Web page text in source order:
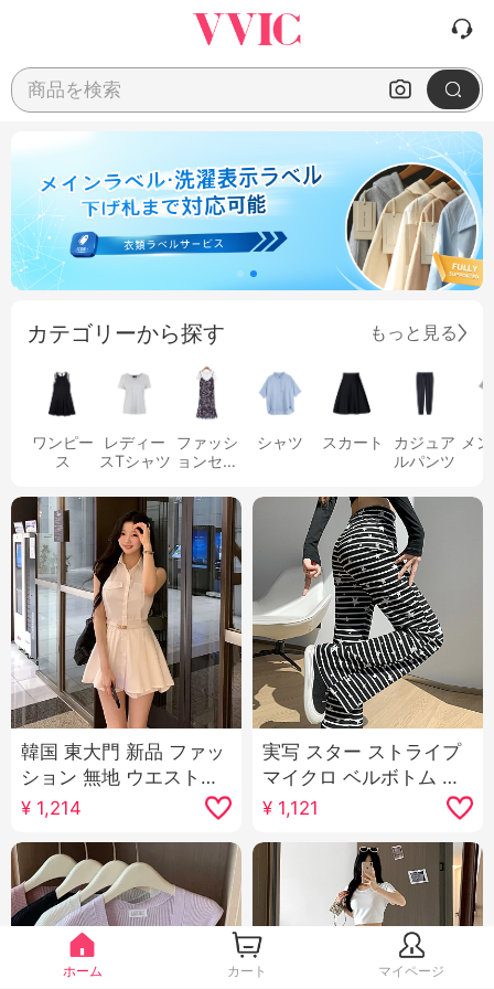
商品を検索
カテゴリーから探す もっと見る
ワンピー
ス
レディー
スTシャツ
ファッシ
ョンセッ
シャツ スカート
カジュア
ルパンツ
メ
韓国 東大門 新品 ファッ
ション 無地 ウエストシ
ェイプ セクシー 表示 ボ
ディピース ミドル丈 シ
ャツ ショートパンツ セ
ットアップ 女性用
¥ 1,214
実写 スター ストライプ
マイクロ ベルボトム 子
供 2026 秋 新品 伸縮性
ウエスト 引き出し ロー
プ スリム効果 カジュア
ル 長ズボン
¥ 1,121
ホーム カート マイページ